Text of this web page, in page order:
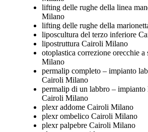
lifting delle rughe della linea
Milano
lifting delle rughe della
liposcultura del terzo inferiore
lipostruttura Cairoli Milano
otoplastica correzione orecchie
Milano
permalip completo – impianto
Cairoli Milano
permalip di un labbro – impianto
Cairoli Milano
plexr addome Cairoli Milano
plexr ombelico Cairoli Milano
plexr palpebre Cairoli Milano